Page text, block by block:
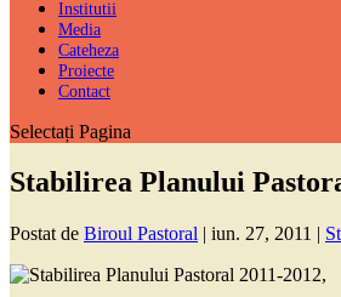
Institutii
Media
Cateheza
Proiecte
Contact
Selectați Pagina
Stabilirea Planului
Postat de Biroul Pastoral | iun. 27, 2011 |